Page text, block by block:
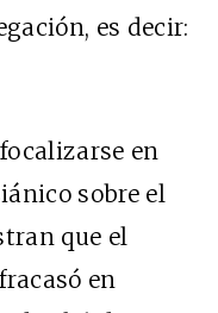
es decir:
en
sobre el
que el
en